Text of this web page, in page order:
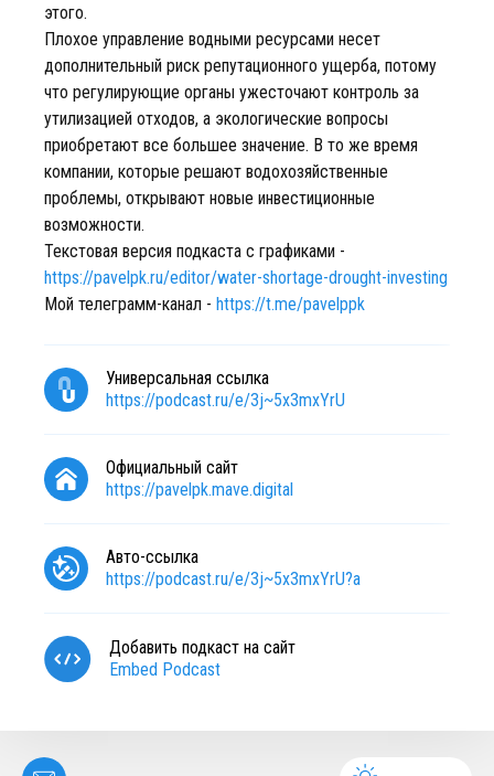
этого.
Плохое управление водными ресурсами несет
дополнительный риск репутационного ущерба, потому
что регулирующие органы ужесточают контроль за
утилизацией отходов, а экологические вопросы
приобретают все большее значение. В то же время
компании, которые решают водохозяйственные
проблемы, открывают новые инвестиционные
возможности.
Текстовая версия подкаста с графиками -
https://pavelpk.ru/editor/water-shortage-drought-investing
Мой телеграмм-канал - https://t.me/pavelppk
Универсальная ссылка
https://podcast.ru/e/3j~5x3mxYrU
Официальный сайт
https://pavelpk.mave.digital
Авто-ссылка
https://podcast.ru/e/3j~5x3mxYrU?a
Добавить подкаст на сайт
Embed Podcast